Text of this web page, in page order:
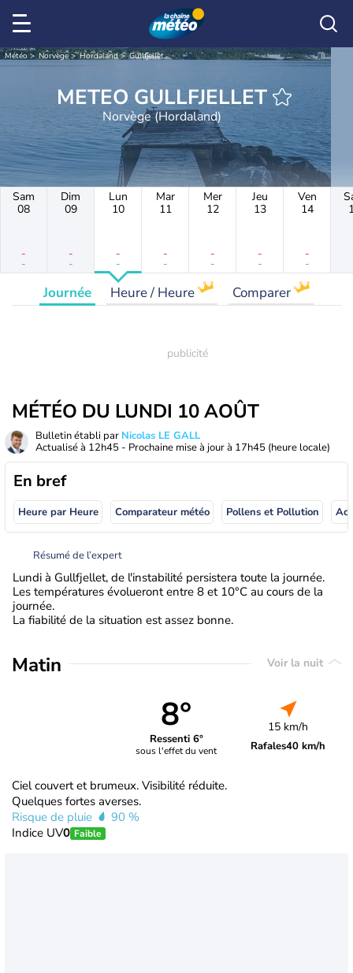
Météo Norvège Hordaland Gullfjellet
METEO GULLFJELLET
Norvège (Hordaland)
Sam
08
-
-
Dim
09
-
-
Lun
10
-
-
Mar
11
-
-
Mer
12
-
-
Jeu
13
-
-
Ven
14
-
-
Journée Heure / Heure Comparer
MÉTÉO DU LUNDI 10 AOÛT
Bulletin établi par Nicolas LE GALL
Actualisé à 12h45 - Prochaine mise à jour à 17h45 (heure locale)
En bref
Heure par Heure Comparateur météo Pollens et Pollution
Résumé de l’expert
Lundi à Gullfjellet, de l'instabilité persistera toute la journée.
Les températures évolueront entre 8 et 10°C au cours de la
journée.
La fiabilité de la situation est assez bonne.
Matin Voir la nuit
8°
Ressenti 6°
sous l'effet du vent
15 km/h
Rafales40 km/h
Ciel couvert et brumeux. Visibilité réduite.
Quelques fortes averses.
Risque de pluie
90 %
Indice UV0 Faible